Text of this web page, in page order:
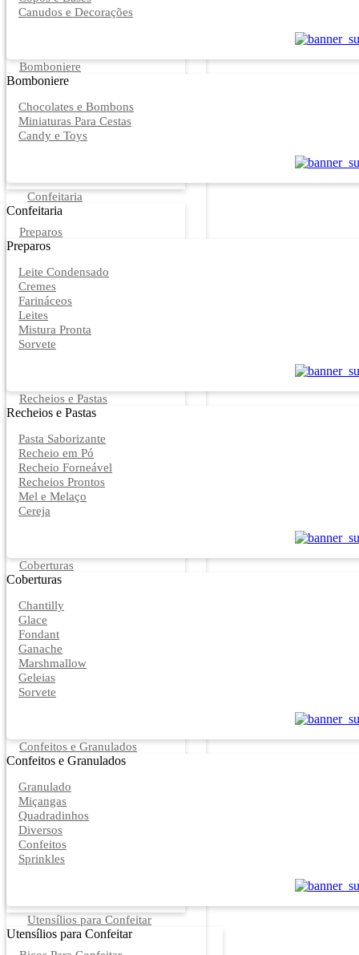
Canudos e Decorações
Bomboniere
Bomboniere
Chocolates e Bombons
Miniaturas Para Cestas
Candy e Toys
Confeitaria
Confeitaria
Preparos
Preparos
Leite Condensado
Cremes
Farináceos
Leites
Mistura Pronta
Sorvete
Recheios e Pastas
Recheios e Pastas
Pasta Saborizante
Recheio em Pó
Recheio Forneável
Recheios Prontos
Mel e Melaço
Cereja
Coberturas
Coberturas
Chantilly
Glace
Fondant
Ganache
Marshmallow
Geleias
Sorvete
Confeitos e Granulados
Confeitos e Granulados
Granulado
Miçangas
Quadradinhos
Diversos
Confeitos
Sprinkles
Utensílios para Confeitar
Utensílios para Confeitar